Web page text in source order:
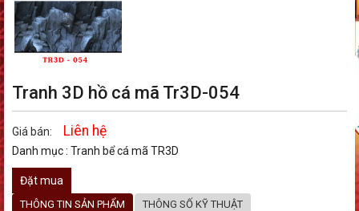
Tranh 3D hồ cá mã Tr3D-054
Giá bán: Liên hệ
Danh mục : Tranh bể cá mã TR3D
Đặt mua
THÔNG TIN SẢN PHẨM THÔNG SỐ KỸ THUẬT